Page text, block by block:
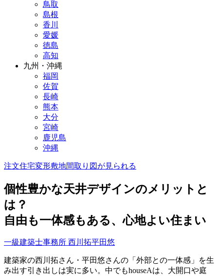
鳥取
島根
香川
愛媛
徳島
高知
九州・沖縄
福岡
佐賀
長崎
熊本
大分
宮崎
鹿児島
沖縄
注文住宅変形敷地間取り図が見られる
個性豊かな天井デザインのメリットと
は？
自由も一体感もある、心地よい住まい
一級建築士事務所 西川拓平田悠
建築家の西川拓さん・平田悠さんの「外部との一体感」を生
み出す引き出しは実に多い。中でもhouseAは、大開口や庭